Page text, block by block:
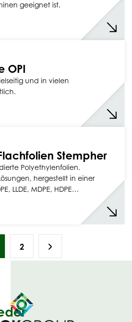
geeignet ist.
OPI
und in vielen
Stempher
Polyethylenfolien.
hergestellt in einer
LLDE, MDPE, HDPE…
2